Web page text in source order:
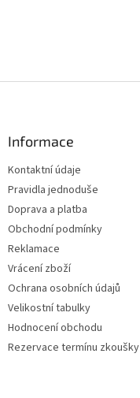
Informace
Kontaktní údaje
Pravidla jednoduše
Doprava a platba
Obchodní podmínky
Reklamace
Vrácení zboží
Ochrana osobních údajů
Velikostní tabulky
Hodnocení obchodu
Rezervace termínu zkoušky